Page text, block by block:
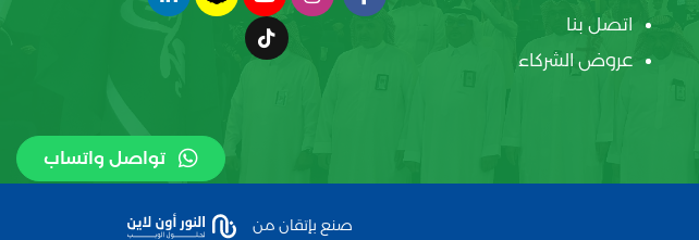
تواصل واتساب
اتصل بنا
عروض الشركاء
صنع بإتقان من